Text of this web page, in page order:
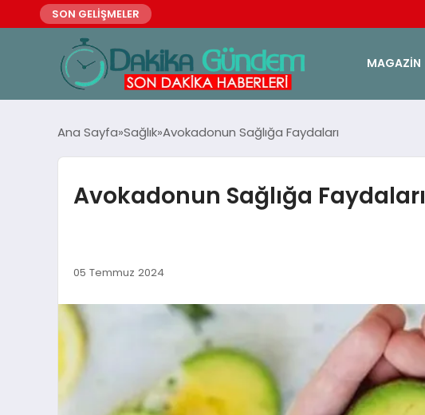
SON GELİŞMELER
MAGAZIN
Ana Sayfa Sağlık Avokadonun Sağlığa Faydaları
Avokadonun Sağlığa Faydaları
05 Temmuz 2024